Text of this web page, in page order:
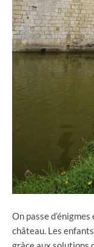
On passe
château. Les